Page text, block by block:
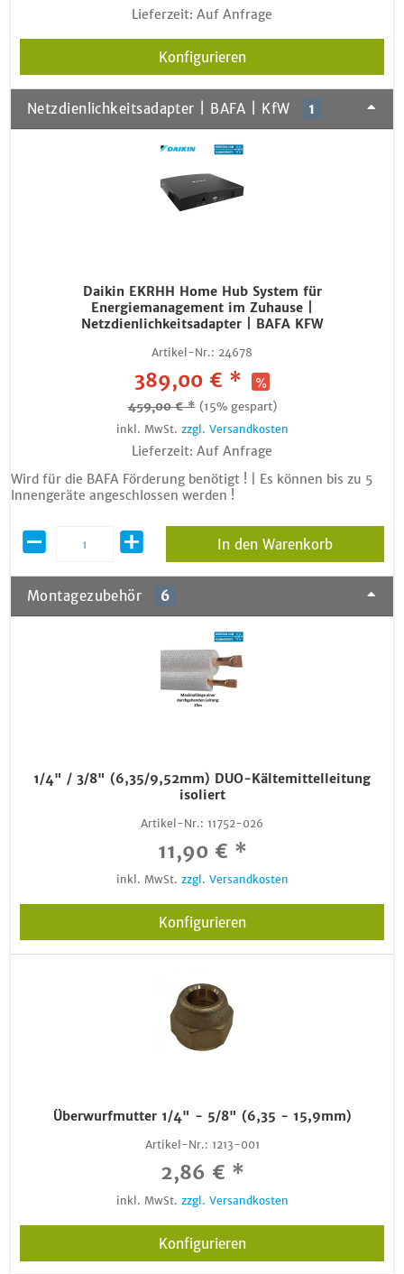
Lieferzeit: Auf Anfrage
Konfigurieren
Netzdienlichkeitsadapter | BAFA | KfW 1
Daikin EKRHH Home Hub System für
Energiemanagement im Zuhause |
Netzdienlichkeitsadapter | BAFA KFW
Artikel-Nr.: 24678
389,00 € *
459,00 € * (15% gespart)
inkl. MwSt. zzgl. Versandkosten
Lieferzeit: Auf Anfrage
Wird für die BAFA Förderung benötigt ! | Es können bis zu 5
Innengeräte angeschlossen werden !
In den Warenkorb
Montagezubehör 6
1/4" / 3/8" (6,35/9,52mm) DUO-Kältemittelleitung
isoliert
Artikel-Nr.: 11752-026
11,90 € *
inkl. MwSt. zzgl. Versandkosten
Konfigurieren
Überwurfmutter 1/4" - 5/8" (6,35 - 15,9mm)
Artikel-Nr.: 1213-001
2,86 € *
inkl. MwSt. zzgl. Versandkosten
Konfigurieren